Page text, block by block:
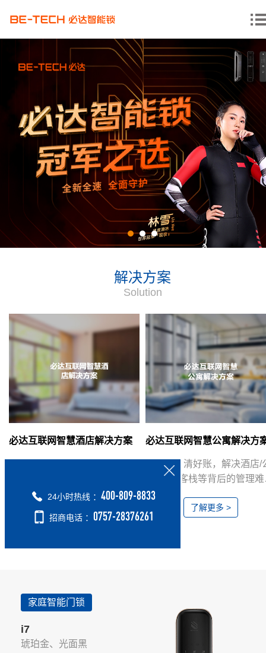
解决方案
Solution
必达互联网智慧酒店解决方案
能量。
必达互联网智慧公寓解决方
管好房，清好账，解决酒店/
寓/民宿 客栈等背后的管理难
题。房东少操心，住客好放
了解更多 >
家庭智能门锁
i7
琥珀金、光面黑
400-809-8833